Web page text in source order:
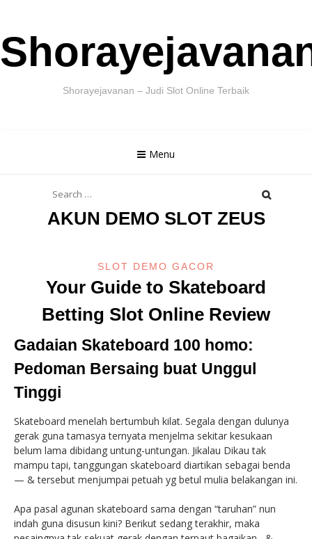
to
content
Shorayejavanan – Judi Slot Online Terbaik
Menu
for:
AKUN DEMO SLOT ZEUS
SLOT DEMO GACOR
Your Guide to Skateboard
Betting Slot Online Review
Gadaian Skateboard 100 homo:
Pedoman Bersaing buat Unggul
Tinggi
Skateboard menelah bertumbuh kilat. Segala dengan dulunya
gerak guna tamasya ternyata menjelma sekitar kesukaan
belum lama dibidang untung-untungan. Jikalau Dikau tak
mampu tapi, tanggungan skateboard diartikan sebagai benda
— & tersebut menjumpai petuah yg betul mulia belakangan ini.
Apa pasal agunan skateboard sama dengan “taruhan” nun
indah guna disusun kini? Berikut sedang terakhir, maka